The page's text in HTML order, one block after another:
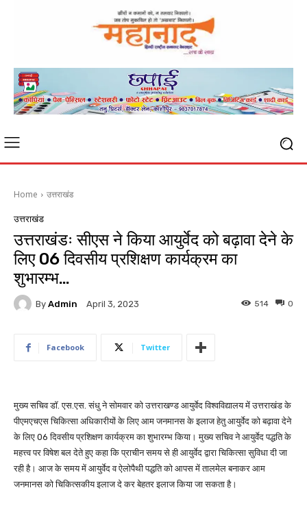
Home उत्तराखंड
उत्तराखंड
उत्तराखंडः सीएस ने किया आयुर्वेद को बढ़ावा देने के
लिए 06 दिवसीय प्रशिक्षण कार्यक्रम का
शुभारम्भ…
By Admin April 3, 2023 0
514
Facebook Twitter
मुख्य सचिव डॉ. एस.एस. संधु ने सोमवार को उत्तराखण्ड आयुर्वेद विश्वविद्यालय में उत्तराखंड के
पीएमएचएस चिकित्सा अधिकारीयों के लिए आम जनमानस के इलाज हेतु आयुर्वेद को बढ़ावा देने
के लिए 06 दिवसीय प्रशिक्षण कार्यक्रम का शुभारम्भ किया। मुख्य सचिव ने आयुर्वेद पद्धति के
महत्त्व पर विषेश बल देते हुए कहा कि प्राचीन समय से ही आयुर्वेद द्वारा चिकित्सा सुविधा दी जा
रही है। आज के समय में आयुर्वेद व ऐलोपैथी पद्धति को आपस में तालमेल बनाकर आम
जनमानस को चिकित्सकीय इलाज दे कर बेहतर इलाज किया जा सकता है।